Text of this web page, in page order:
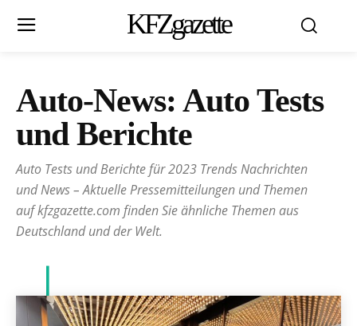
KFZgazette
Auto-News: Auto Tests
und Berichte
Auto Tests und Berichte für 2023 Trends Nachrichten
und News – Aktuelle Pressemitteilungen und Themen
auf kfzgazette.com finden Sie ähnliche Themen aus
Deutschland und der Welt.